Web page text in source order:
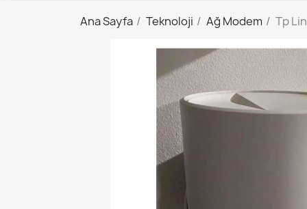
Ana Sayfa Teknoloji Ağ Modem Tp